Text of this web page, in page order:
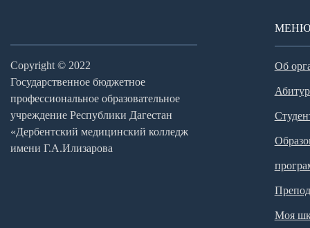
Copyright © 2022
Государственное бюджетное
профессиональное образовательное
учреждение Республики Дагестан
«Дербентский медицинский колледж
имени Г.А.Илизарова
МЕНЮ
Об
Моя